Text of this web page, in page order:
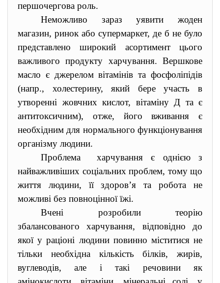
першочергова роль.
Неможливо зараз уявити жоден
магазин, ринок або супермаркет, де б не було
представлено широкий асортимент цього
важливого продукту харчування. Вершкове
масло є джерелом вітамінів та фосфоліпідів
(напр., холестерину, який бере участь в
утворенні жовчних кислот, вітаміну Д та є
антитоксичним), отже, його вживання є
необхідним для нормального функціонування
організму людини.
Проблема харчування є однією з
найважливіших соціальних проблем, тому що
життя людини, її здоров’я та робота не
можливі без повноцінної їжі.
Вчені розробили теорію
збалансованого харчування, відповідно до
якої у раціоні людини повинно міститися не
тільки необхідна кількість білків, жирів,
вуглеводів, але і такі речовини як